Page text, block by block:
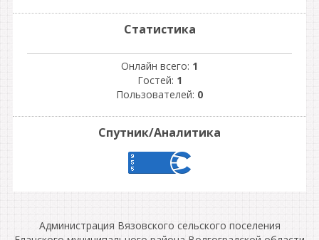
Статистика
Онлайн всего: 1
Гостей: 1
Пользователей: 0
Спутник/Аналитика
Администрация Вязовского сельского поселения